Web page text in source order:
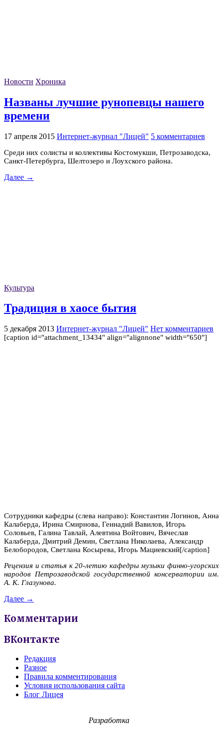
Новости Хроника
Названы лучшие рунопевцы нашего
времени
17 апреля 2015 Интернет-журнал "Лицей" 5 комментариев
Среди них солисты и коллективы Костомукши, Петрозаводска,
Санкт-Петербурга, Шелтозеро и Лоухского района.
Далее →
Культура
Традиция в хаосе бытия
5 декабря 2013 Интернет-журнал "Лицей" Нет комментариев
[caption id="attachment_13434" align="alignnone" width="650"]
Сотрудники кафедры (слева направо): Константин Логинов, Анна
Калаберда, Ирина Смирнова, Геннадий Вавилов, Игорь
Соловьев, Галина Тавлай, Алевтина Войтович, Вячеслав
Калаберда, Дмитрий Демин, Светлана Николаева, Александр
Белобородов, Светлана Косырева, Игорь Мациевский[/caption]
Рецензия и статья к 20-летию кафедры музыки финно-угорских
народов Петрозаводской государственной консерватории им.
А. К. Глазунова.
Далее →
Комментарии
ВКонтакте
Редакция
Разное
Правила комментирования
Условия использования сайта
Блог Лицея
Разработка